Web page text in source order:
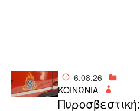
6.08.26
ΚΟΙΝΩΝΙΑ
Πυροσβεστική: